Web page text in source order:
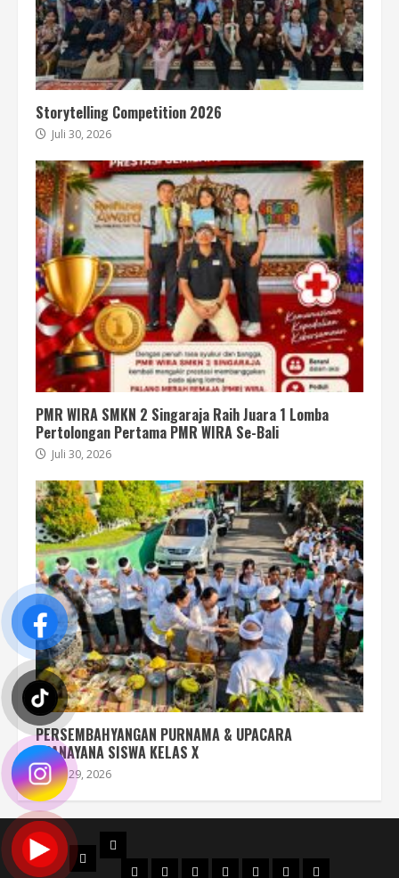
Storytelling Competition 2026
Juli 30, 2026
PMR WIRA SMKN 2 Singaraja Raih Juara 1 Lomba
Pertolongan Pertama PMR WIRA Se-Bali
Juli 30, 2026
PERSEMBAHYANGAN PURNAMA & UPACARA
UPANAYANA SISWA KELAS X
Juli 29, 2026
BERANDA
PROFIL
STRUKTUR
DENAHMAPSSEJARAH
AKREDITASI
SERTIFIKAT
FILOSOFI